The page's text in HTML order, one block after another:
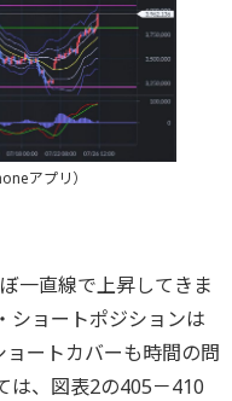
アプリ）
一直線で上昇してきま
ショートポジションは
ートカバーも時間の問
は、図表2の405－410